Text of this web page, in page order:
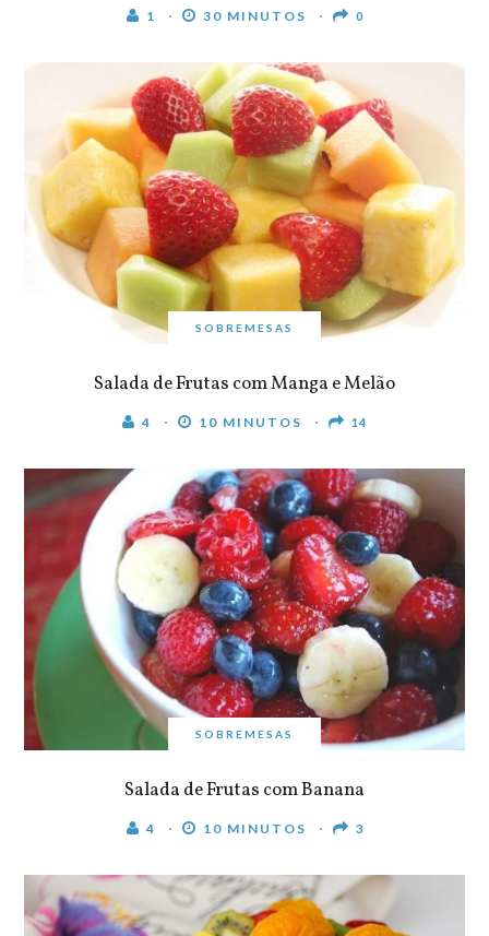
1 30 MINUTOS 0
SOBREMESAS
Salada de Frutas com Manga e Melão
4 10 MINUTOS 14
SOBREMESAS
Salada de Frutas com Banana
4 10 MINUTOS 3